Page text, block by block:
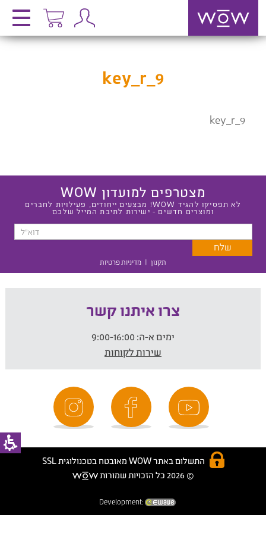
key_r_9
key_r_9
מצטרפים למועדון WOW
לא תפסיקו להגיד WOW! מבצעים ייחודים, פעילויות לחברים
ומוצרים חדשים - ישירות לתיבת המייל שלכם
תקנון | מדיניות פרטיות
צרו איתנו קשר
ימים א-ה:
שירות לקוחות
התשלום באתר WOW מאובטח בטכנולוגית SSL
© 2026 כל הזכויות שמורות
Development: